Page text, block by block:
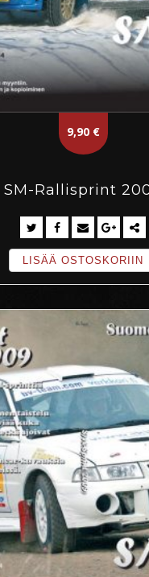
9,90 €
SM-Rallisprint
LISÄÄ OSTOSKORIIN